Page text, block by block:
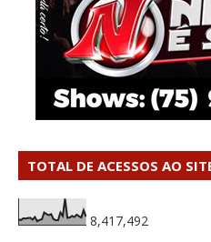
TOTAL DE ACESSOS AO
8,417,492